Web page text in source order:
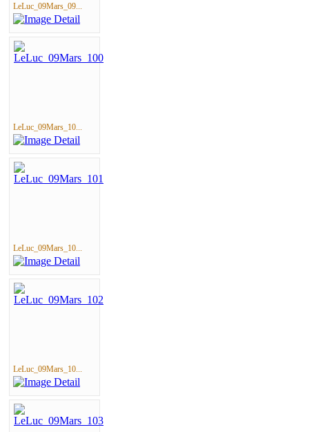
LeLuc_09Mars_09...
LeLuc_09Mars_10...
LeLuc_09Mars_10...
LeLuc_09Mars_10...